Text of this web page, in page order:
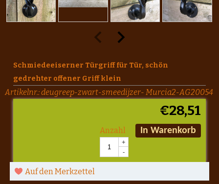
Schmiedeeiserner Türgriff für Tür, schön
gedrehter offener Griff klein
Artikelnr.:deugreep-zwart-smeedijzer- Murcia2-AG20054
€28,51
Anzahl
+
-
In Warenkorb
Auf den Merkzettel